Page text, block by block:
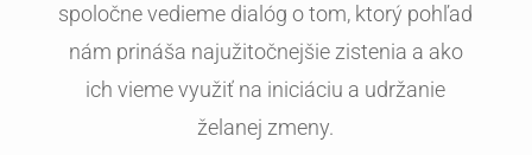
spoločne vedieme dialóg o tom, ktorý pohľad
nám prináša najužitočnejšie zistenia a ako
ich vieme využiť na iniciáciu a udržanie
želanej zmeny.